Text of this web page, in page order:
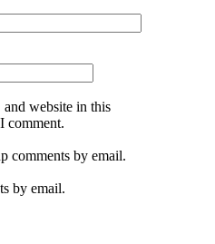
and website in this
comment.
comments by email.
by email.